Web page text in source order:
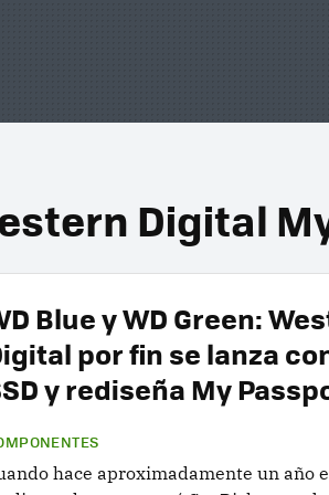
Digital
Blue y WD Green:
por fin se lanza
y rediseña My
hace aproximadamente un año